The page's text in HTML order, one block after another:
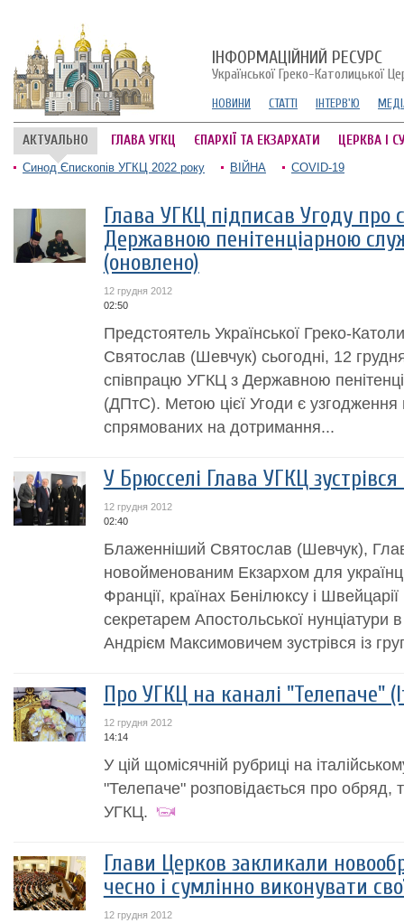
ІНФОРМАЦІЙНИЙ РЕСУРС
Української Греко-Католицької
НОВИНИ СТАТТІ ІНТЕРВ'Ю
АКТУАЛЬНО ГЛАВА УГКЦ ЄПАРХІЇ ТА ЕКЗАРХАТИ ЦЕРКВА І
Синод Єпископів УГКЦ 2022 року ВІЙНА COVID-19
Глава УГКЦ підписав Угоду про
Державною пенітенціарною
(оновлено)
12 грудня 2012
02:50
Предстоятель Української Греко-
Святослав (Шевчук) сьогодні, 12
співпрацю УГКЦ з Державною
(ДПтС). Метою цієї Угоди є узгодження
спрямованих на дотримання...
У Брюсселі Глава УГКЦ
12 грудня 2012
02:40
Блаженніший Святослав (Шевчук),
новойменованим Екзархом для
Франції, країнах Бенілюксу і
секретарем Апостольської нунціатури
Андрієм Максимовичем зустрівся із
Про УГКЦ на каналі "Телепаче"
12 грудня 2012
14:14
У цій щомісячній рубриці на
"Телепаче" розповідається про обряд,
УГКЦ.
Глави Церков закликали
чесно і сумлінно виконувати
12 грудня 2012